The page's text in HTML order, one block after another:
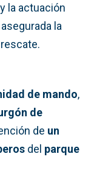
y la actuación
la
de mando,
de
de un
del parque